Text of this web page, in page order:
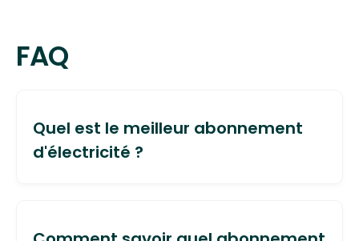
FAQ
Quel est le meilleur abonnement
d'électricité ?
qui répond à tous vos besoins et vos envies :